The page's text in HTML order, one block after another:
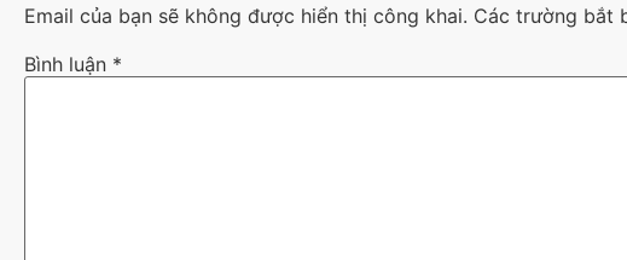
Email của bạn sẽ không được hiển thị công khai. Các trường bắt
Bình luận *